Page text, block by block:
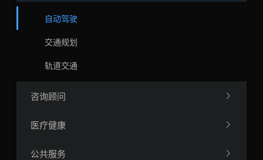
自动驾驶
交通规划
轨道交通
咨询顾问
医疗健康
公共服务